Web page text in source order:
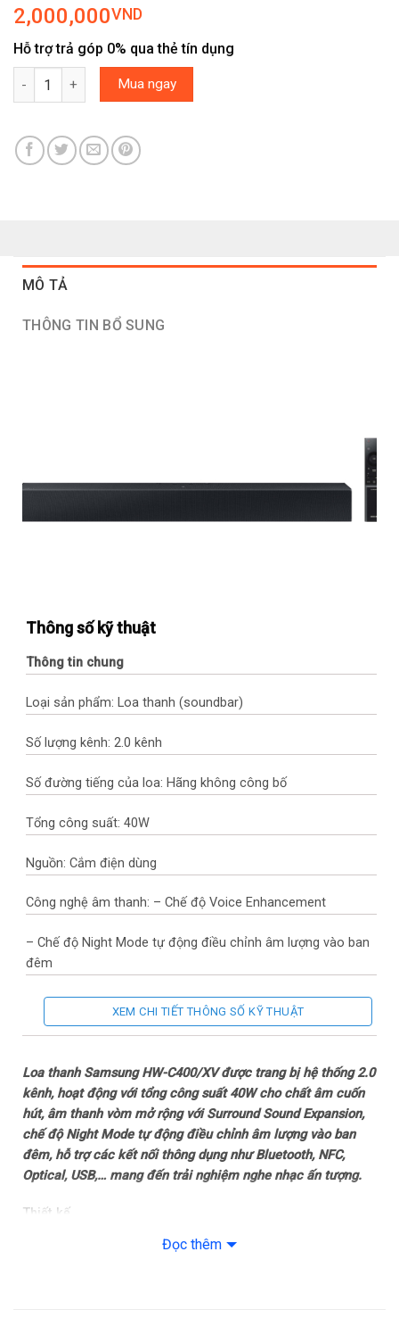
2,000,000VND
Hỗ trợ trả góp 0% qua thẻ tín dụng
Loa thanh Samsung HW-C400/XV 40W số lượng
Mua ngay
MÔ TẢ
THÔNG TIN BỔ SUNG
Thông số kỹ thuật
Thông tin chung
Loại sản phẩm: Loa thanh (soundbar)
Số lượng kênh: 2.0 kênh
Số đường tiếng của loa: Hãng không công bố
Tổng công suất: 40W
Nguồn: Cắm điện dùng
Công nghệ âm thanh: – Chế độ Voice Enhancement
– Chế độ Night Mode tự động điều chỉnh âm lượng vào ban
đêm
– Surround Sound Expansion
Kết nối
Kết nối không dây: BluetoothNFC
Kết nối khác: OpticalUSB
Thông tin sản phẩm
Kích thước loa thanh: Ngang 64.1 cm – Sâu 10.7 cm – Cao
XEM CHI TIẾT THÔNG SỐ KỸ THUẬT
Loa thanh Samsung HW-C400/XV được trang bị hệ thống 2.0
kênh, hoạt động với tổng công suất 40W cho chất âm cuốn
hút, âm thanh vòm mở rộng với Surround Sound Expansion,
chế độ Night Mode tự động điều chỉnh âm lượng vào ban
đêm, hỗ trợ các kết nối thông dụng như Bluetooth, NFC,
Optical, USB,… mang đến trải nghiệm nghe nhạc ấn tượng.
Thiết kế
Loa Samsung HW-C400/XVcó thiết kế không dây tinh
Đọc thêm